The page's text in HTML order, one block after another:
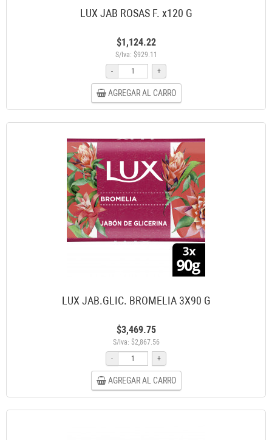
LUX JAB ROSAS F. x120 G
$1,124.22
S/Iva: $929.11
-
+
AGREGAR AL CARRO
LUX JAB.GLIC. BROMELIA 3X90 G
$3,469.75
S/Iva: $2,867.56
-
+
AGREGAR AL CARRO